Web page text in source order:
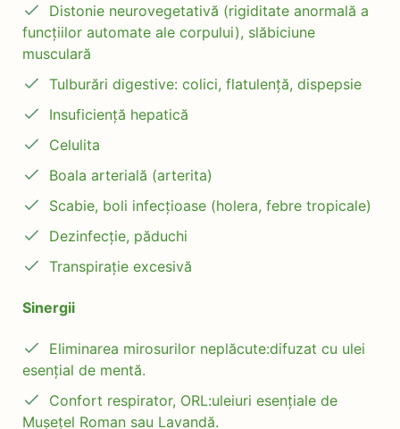
Distonie neurovegetativă (rigiditate anormală a
funcțiilor automate ale corpului), slăbiciune
musculară
Tulburări digestive: colici, flatulență, dispepsie
Insuficiență hepatică
Celulita
Boala arterială (arterita)
Scabie, boli infecțioase (holera, febre tropicale)
Dezinfecție, păduchi
Transpirație excesivă
Sinergii
Eliminarea mirosurilor neplăcute:difuzat cu ulei
esențial de mentă.
Confort respirator, ORL:uleiuri esențiale de
Mușețel Roman sau Lavandă.